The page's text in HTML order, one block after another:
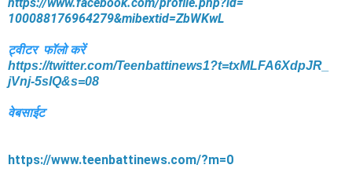
100088176964279&mibextid=ZbWKwL
ट्वीटर फॉलो करें
https://twitter.com/Teenbattinews1?t=txMLFA6XdpJR_
jVnj-5sIQ&s=08
वेबसाईट
https://www.teenbattinews.com/?m=0